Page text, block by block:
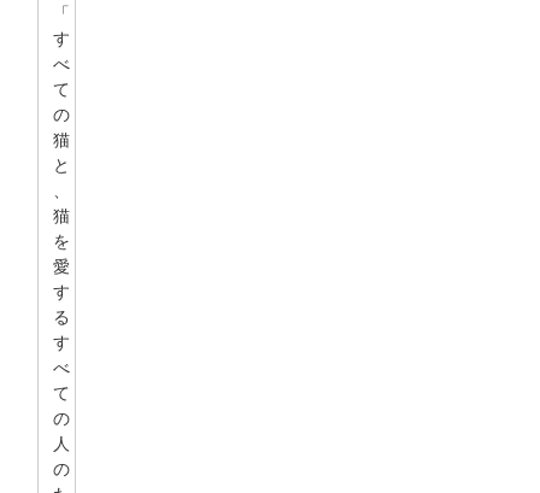
「
す
べ
て
の
猫
と
、
猫
を
愛
す
る
す
べ
て
の
人
の